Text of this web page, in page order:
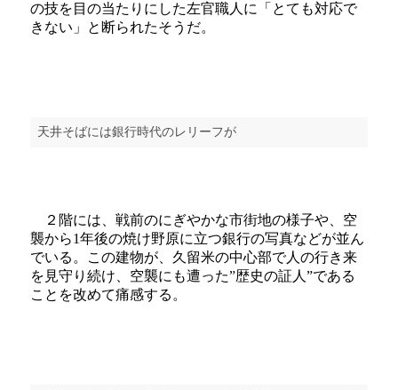
の技を目の当たりにした左官職人に「とても対応で
きない」と断られたそうだ。
天井そばには銀行時代のレリーフが
２階には、戦前のにぎやかな市街地の様子や、空
襲から1年後の焼け野原に立つ銀行の写真などが並ん
でいる。この建物が、久留米の中心部で人の行き来
を見守り続け、空襲にも遭った”歴史の証人”である
ことを改めて痛感する。